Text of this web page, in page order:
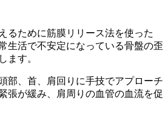
るために筋膜リリース法を使った
生活で不安定になっている骨盤の歪
ます。
部、首、肩回りに手技でアプローチ
張が緩み、肩周りの血管の血流を促